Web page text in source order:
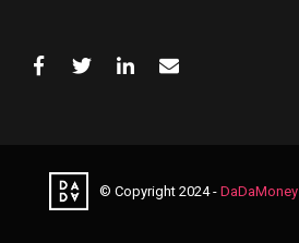
© Copyright 2024 -DaDaMoney